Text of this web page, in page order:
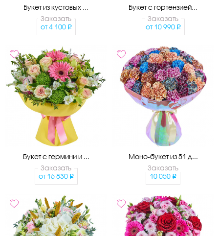
Букет из кустовых ...
Заказать
от 4 100
Букет с гортензией...
Заказать
от 10 990
Букет с гермини и ...
Заказать
от 16 830
Моно-букет из 51 д...
Заказать
10 050